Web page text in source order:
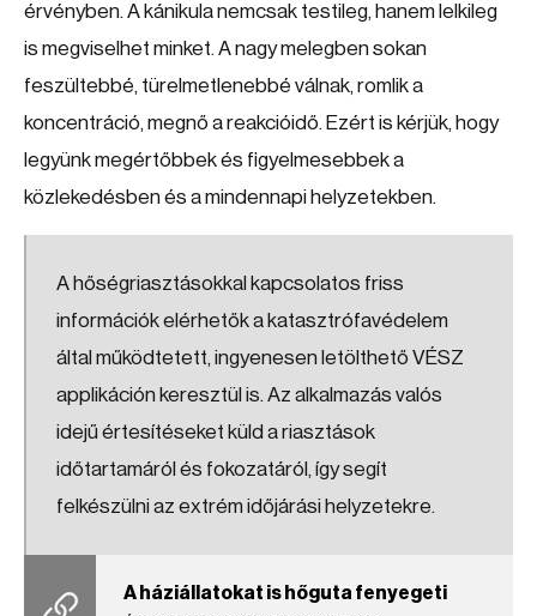
érvényben. A kánikula nemcsak testileg, hanem lelkileg
is megviselhet minket. A nagy melegben sokan
feszültebbé, türelmetlenebbé válnak, romlik a
koncentráció, megnő a reakcióidő. Ezért is kérjük, hogy
legyünk megértőbbek és figyelmesebbek a
közlekedésben és a mindennapi helyzetekben.
A hőségriasztásokkal kapcsolatos friss
információk elérhetők a katasztrófavédelem
által működtetett, ingyenesen letölthető VÉSZ
applikáción keresztül is. Az alkalmazás valós
idejű értesítéseket küld a riasztások
időtartamáról és fokozatáról, így segít
felkészülni az extrém időjárási helyzetekre.
A háziállatokat is hőguta fenyegeti